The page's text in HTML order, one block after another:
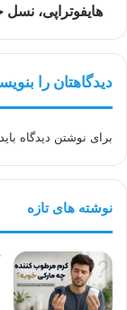
هایفوتراپی، نسل
دیدگاهتان را
برای نوشتن دیدگاه باید
نوشته های تازه